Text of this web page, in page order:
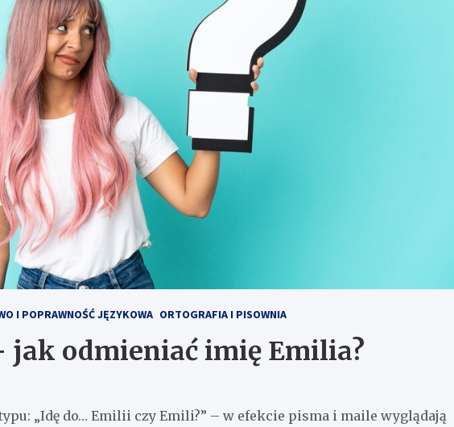
I POPRAWNOŚĆ JĘZYKOWA ORTOGRAFIA I PISOWNIA
odmieniać imię Emilia?
„Idę do… Emilii czy Emili?” – w efekcie pisma i maile wyglądają